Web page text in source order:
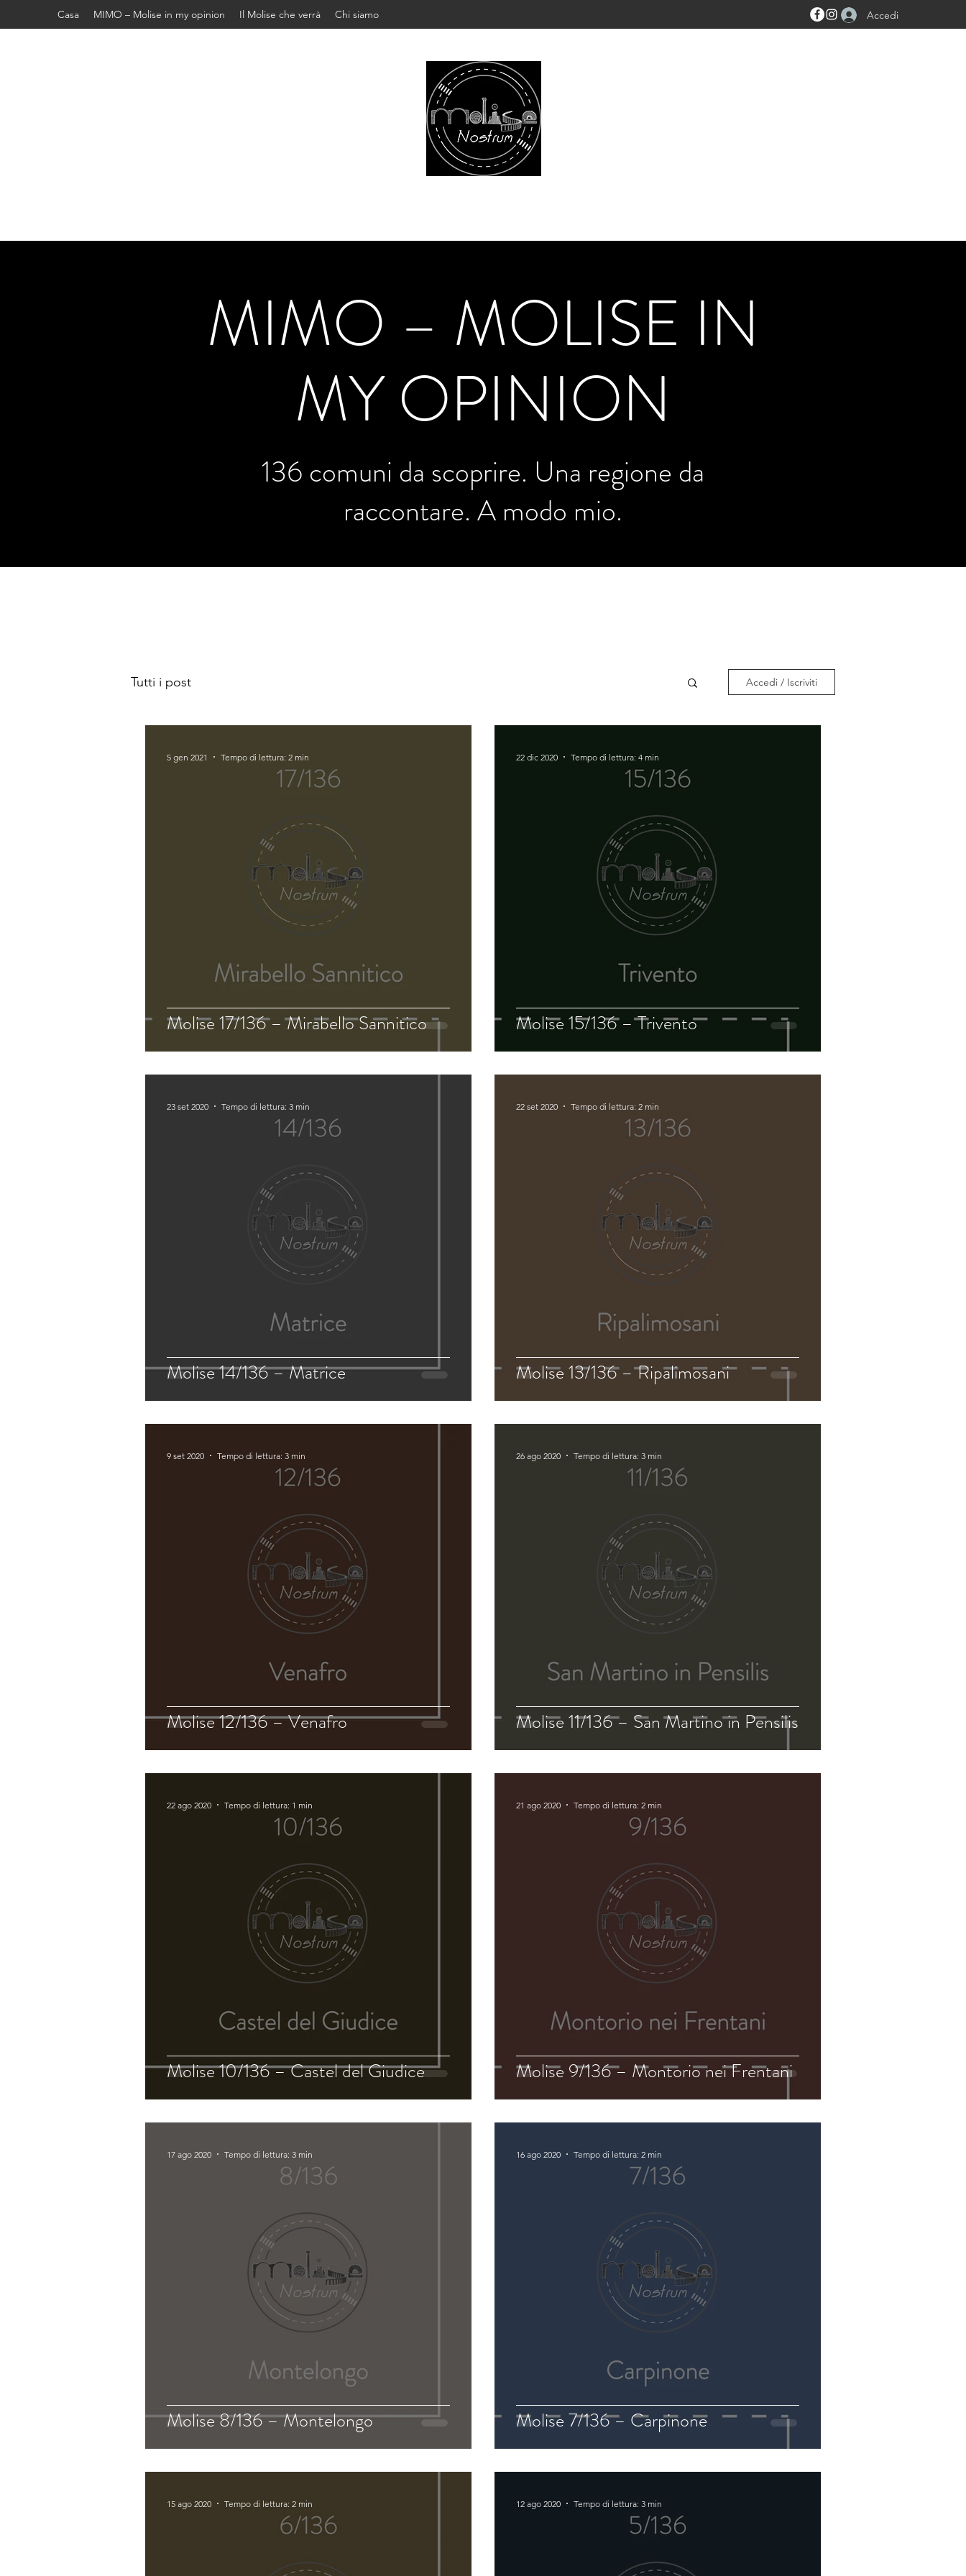
Casa MIMO – Molise in my opinion Il Molise che verrà Chi siamo Accedi
MIMO – MOLISE IN
MY OPINION
136 comuni da scoprire. Una regione da
raccontare. A modo mio.
Tutti i post Accedi / Iscriviti
Molise 17/136 – Mirabello Sannitico
5 gen 2021 Tempo di lettura: 2 min
Molise 15/136 – Trivento
22 dic 2020 Tempo di lettura: 4 min
Molise 14/136 – Matrice
23 set 2020 Tempo di lettura: 3 min
Molise 13/136 – Ripalimosani
22 set 2020 Tempo di lettura: 2 min
Molise 12/136 – Venafro
9 set 2020 Tempo di lettura: 3 min
Molise 11/136 – San Martino in Pensilis
26 ago 2020 Tempo di lettura: 3 min
Molise 10/136 – Castel del Giudice
22 ago 2020 Tempo di lettura: 1 min
Molise 9/136 – Montorio nei Frentani
21 ago 2020 Tempo di lettura: 2 min
Molise 8/136 – Montelongo
17 ago 2020 Tempo di lettura: 3 min
Molise 7/136 – Carpinone
16 ago 2020 Tempo di lettura: 2 min
15 ago 2020 Tempo di lettura: 2 min 12 ago 2020 Tempo di lettura: 3 min